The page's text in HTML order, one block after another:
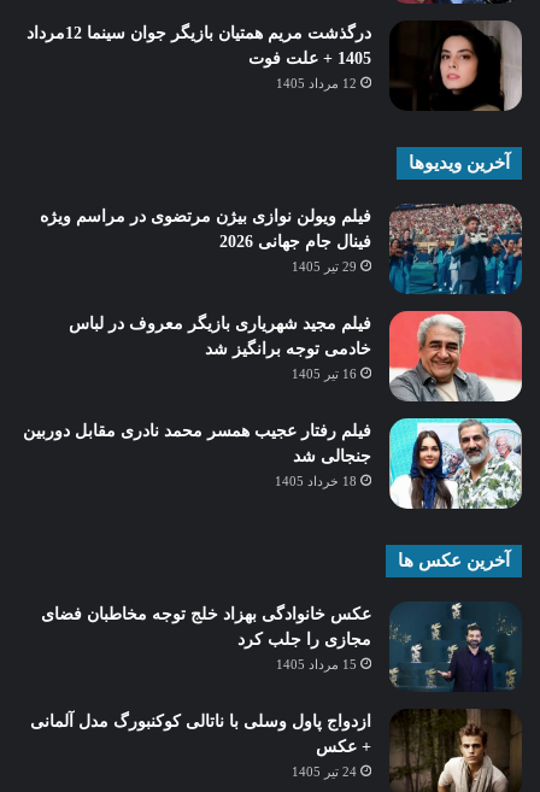
درگذشت مریم همتیان بازیگر جوان سینما 12مرداد
1405 + علت فوت
12 مرداد 1405
آخرین ویدیوها
فیلم ویولن نوازی بیژن مرتضوی در مراسم ویژه
فینال جام جهانی 2026
29 تیر 1405
فیلم مجید شهریاری بازیگر معروف در لباس
خادمی توجه برانگیز شد
16 تیر 1405
فیلم رفتار عجیب همسر محمد نادری مقابل دوربین
جنجالی شد
18 خرداد 1405
آخرین عکس ها
عکس خانوادگی بهزاد خلج توجه مخاطبان فضای
مجازی را جلب کرد
15 مرداد 1405
ازدواج پاول وسلی با ناتالی کوکنبورگ مدل آلمانی
+ عکس
24 تیر 1405